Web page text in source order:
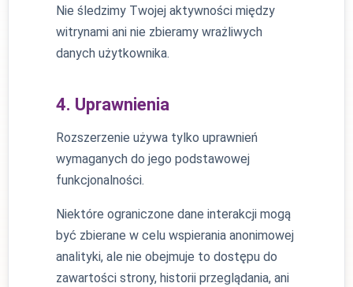
Nie śledzimy Twojej aktywności między
witrynami ani nie zbieramy wrażliwych
danych użytkownika.
4. Uprawnienia
Rozszerzenie używa tylko uprawnień
wymaganych do jego podstawowej
funkcjonalności.
Niektóre ograniczone dane interakcji mogą
być zbierane w celu wspierania anonimowej
analityki, ale nie obejmuje to dostępu do
zawartości strony, historii przeglądania, ani